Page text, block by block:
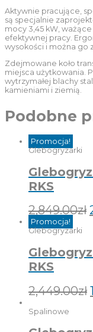
Aktywnie pracujące,
są specjalnie
mocy 3,45 kW,
efektywnej pracy.
wysokości i można go
Zdejmowane koło
miejsca użytkowania.
wytrzymałej blachy
kamieniami i ziemią.
Podobne
Promocja!
Glebogryzarki
RKS
2,849.00zł
Promocja!
Glebogryzarki
RKS
2,449.00zł
Spalinowe